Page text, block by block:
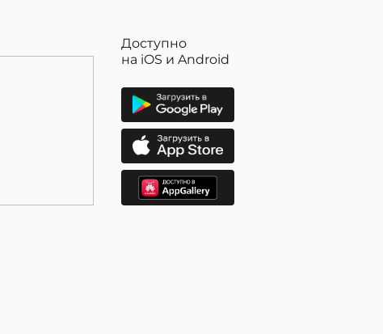
Доступно
на iOS и Android